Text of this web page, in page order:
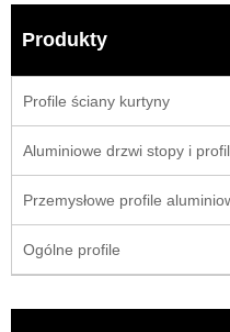
Produkty
Profile ściany kurtyny
Aluminiowe drzwi stopy i
Przemysłowe profile
Ogólne profile